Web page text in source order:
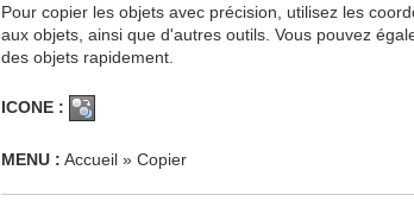
Pour copier les objets avec précision, utilisez les
aux objets, ainsi que d'autres outils. Vous pouvez
des objets rapidement.
ICONE :
MENU : Accueil » Copier